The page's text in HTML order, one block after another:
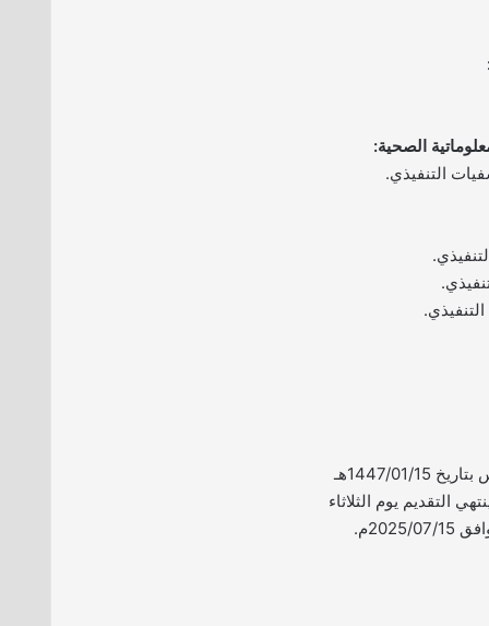
التنفيذي.
– بدأ التقديم اليوم الخميس بتاريخ 1447/01/15هـ
2025/07/10م وينتهي التقديم يوم الثلاثاء